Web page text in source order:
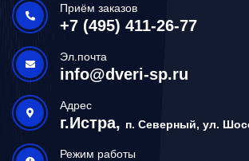
Приём заказов
+7 (495) 411-26-77
Эл.почта
info@dveri-sp.ru
Адрес
г.Истра, п. Северный, ул.
Режим работы